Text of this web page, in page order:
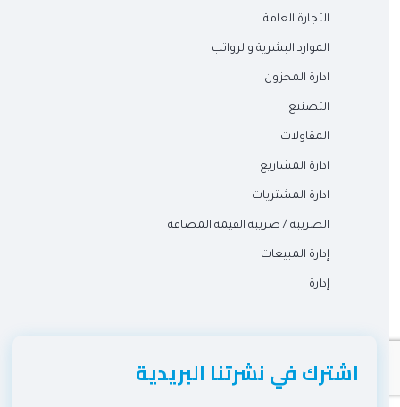
التجارة العامة
الموارد البشرية والرواتب
ادارة المخزون
التصنيع
المقاولات
ادارة المشاريع
ادارة المشتريات
الضريبة / ضريبة القيمة المضافة
إدارة المبيعات
إدارة
اشترك في نشرتنا البريدية